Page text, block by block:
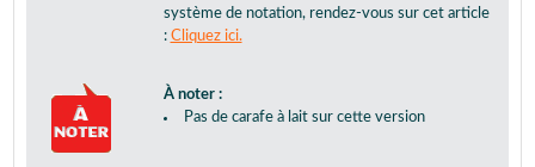
système de notation, rendez-vous sur cet article
: Cliquez ici.
À noter :
Pas de carafe à lait sur cette version